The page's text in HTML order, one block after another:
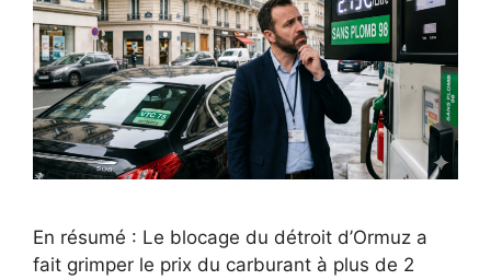
En résumé : Le blocage du détroit d’Ormuz a
fait grimper le prix du carburant à plus de 2